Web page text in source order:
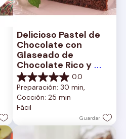
Delicioso Pastel de
Chocolate con
Glaseado de
Chocolate Rico y
Cremoso
0.0
0.0
de
5
estrellas.
Preparación: 30 min,
Cocción: 25 min
Fácil
Guardar